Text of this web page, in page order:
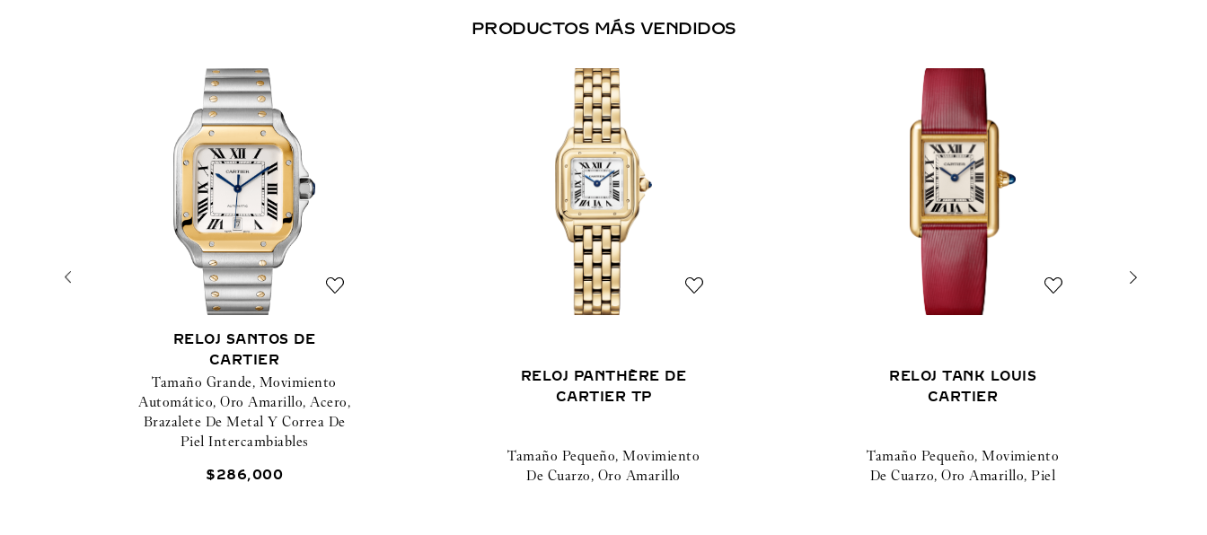
PRODUCTOS MÁS VENDIDOS
RELOJ SANTOS DE
CARTIER
Tamaño Grande, Movimiento
Automático, Oro Amarillo, Acero,
Brazalete De Metal Y Correa De
Piel Intercambiables
$286,000
RELOJ PANTHÈRE DE
CARTIER TP
Tamaño Pequeño, Movimiento
De Cuarzo, Oro Amarillo
RELOJ TANK LOUIS
CARTIER
Tamaño Pequeño, Movimiento
De Cuarzo, Oro Amarillo, Piel